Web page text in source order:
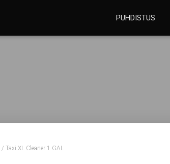
PUHDISTUS
/ Taxi XL Cleaner 1 GAL